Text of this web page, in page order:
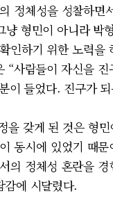
정체성을 성찰하면
형민이 아니라 박
인하기 위한 노력을
사람들이 자신을
이 들었다. 진구가
갖게 된 것은 형
동시에 있었기 때
의 정체성 혼란을
감에 시달렸다.